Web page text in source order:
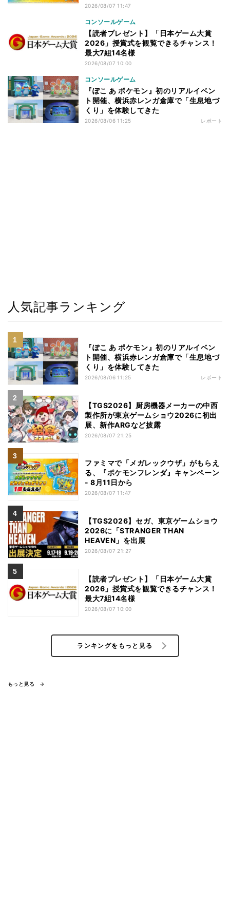
2026/08/07 11:47
コンソールゲーム
【読者プレゼント】「日本ゲーム大賞
2026」授賞式を観覧できるチャンス！
最大7組14名様
2026/08/07 10:00
コンソールゲーム
『ぽこ あ ポケモン』初のリアルイベン
ト開催、横浜赤レンガ倉庫で「生息地づ
くり」を体験してきた
2026/08/06 11:25 レポート
人気記事ランキング
『ぽこ あ ポケモン』初のリアルイベン
ト開催、横浜赤レンガ倉庫で「生息地づ
くり」を体験してきた
2026/08/06 11:25 レポート
【TGS2026】厨房機器メーカーの中西
製作所が東京ゲームショウ2026に初出
展、新作ARGなど披露
2026/08/07 21:25
ファミマで「メガレックウザ」がもらえ
る、『ポケモンフレンダ』キャンペーン
- 8月11日から
2026/08/07 11:47
【TGS2026】セガ、東京ゲームショウ
2026に「STRANGER THAN
HEAVEN」を出展
2026/08/07 21:27
【読者プレゼント】「日本ゲーム大賞
2026」授賞式を観覧できるチャンス！
最大7組14名様
2026/08/07 10:00
ランキングをもっと見る
もっと見る